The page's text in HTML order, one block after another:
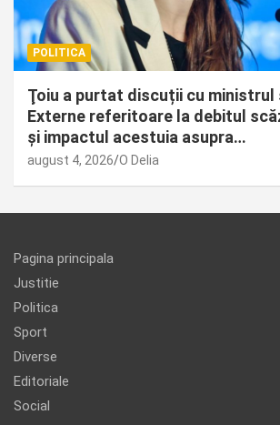
POLITICA
Ţoiu a purtat discuții cu ministrul
Externe referitoare la debitul
și impactul acestuia asupra…
august 4, 2026 O Delia
Pagina principala
Justitie
Politica
Sport
Diverse
Editoriale
Social